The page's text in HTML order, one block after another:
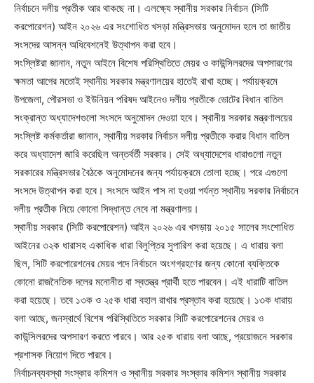
নির্বাচনে দলীয় প্রতীক আর থাকছে না। এলক্ষ্যে স্থানীয় সরকার নির্বাচন (সিটি
করপোরেশন) আইন ২০২৬ এর সংশোধিত খসড়া মন্ত্রিসভায় অনুমোদন হলে তা জাতীয়
সংসদের আসন্ন অধিবেশনেই উত্থাপন করা হবে।
সংস্লিষ্টরা জানান, নতুন আইনে বিশেষ পরিস্থিতিতে মেয়র ও কাউন্সিলরদের অপসারণের
ক্ষমতা আগের মতোই স্থানীয় সরকার মন্ত্রণালয়ের হাতেই রাখা হচ্ছে। পর্যায়ক্রমে
উপজেলা, পৌরসভা ও ইউনিয়ন পরিষদ আইনেও দলীয় প্রতীকে ভোটের বিধান বাতিল
সংক্রান্ত অধ্যাদেশগুলো সংসদে অনুমোদন দেওয়া হবে। স্থানীয় সরকার মন্ত্রণালয়ের
সংস্লিষ্ট কর্মকর্তারা জানান, স্থানীয় সরকার নির্বাচন দলীয় প্রতীকে করার বিধান বাতিল
করে অধ্যাদেশ জারি করেছিল অন্তর্বর্তী সরকার। সেই অধ্যাদেশের ধারাগুলো নতুন
সরকারের মন্ত্রিসভার বৈঠকে অনুমোদনের জন্য পর্যায়ক্রমে তোলা হচ্ছে। পরে এগুলো
সংসদে উত্থাপন করা হবে। সংসদে আইন পাস না হওয়া পর্যন্ত স্থানীয় সরকার নির্বাচনে
দলীয় প্রতীক নিয়ে কোনো সিদ্ধান্ত নেবে না মন্ত্রণালয়।
স্থানীয় সরকার (সিটি করপোরেশন) আইন ২০২৬ এর খসড়ায় ২০১৫ সালের সংশোধিত
আইনের ৩২ক ধারাসহ একাধিক ধারা বিলুপ্তির সুপারিশ করা হয়েছে। এ ধারায় বলা
ছিল, সিটি করপোরেশনের মেয়র পদে নির্বাচনে অংশগ্রহণের জন্য কোনো ব্যক্তিকে
কোনো রাজনৈতিক দলের মনোনীত বা স্বতন্ত্র প্রার্থী হতে পারবেন। এই ধারাটি বাতিল
করা হয়েছে। তবে ১৩ক ও ২৫ক ধারা বহাল রাখার প্রস্তাব করা হয়েছে। ১৩ক ধারায়
বলা আছে, জনস্বার্থে বিশেষ পরিস্থিতিতে সরকার সিটি করপোরেশনের মেয়র ও
কাউন্সিলরদের অপসারণ করতে পারবে। আর ২৫ক ধারায় বলা আছে, প্রয়োজনে সরকার
প্রশাসক নিয়োগ দিতে পারবে।
নির্বাচনব্যবস্থা সংস্কার কমিশন ও স্থানীয় সরকার সংস্কার কমিশন স্থানীয় সরকার